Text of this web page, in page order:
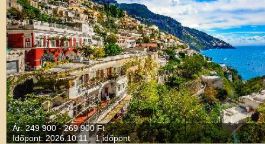
Ár: 249 900 - 269 900 Ft
Időpont: 2026.10.11 - 1 időpont